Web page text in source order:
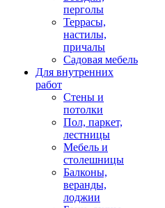
перголы
Террасы,
настилы,
причалы
Садовая мебель
Для внутренних
работ
Стены и
потолки
Пол, паркет,
лестницы
Мебель и
столешницы
Балконы,
веранды,
лоджии